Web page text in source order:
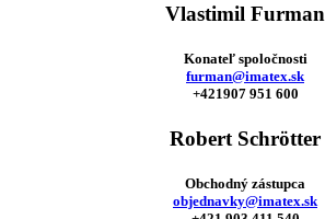
Vlastimil Furman
Konateľ spoločnosti
furman@imatex.sk
+421907 951 600
Robert Schrötter
Obchodný zástupca
objednavky@imatex.sk